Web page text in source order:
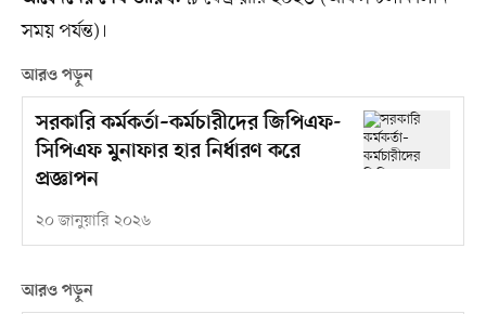
সময় পর্যন্ত)।
আরও পড়ুন
সরকারি কর্মকর্তা–কর্মচারীদের জিপিএফ-
সিপিএফ মুনাফার হার নির্ধারণ করে
প্রজ্ঞাপন
২০ জানুয়ারি ২০২৬
আরও পড়ুন